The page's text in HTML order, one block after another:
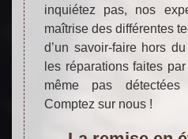
inquiétez pas, nos
maîtrise des différentes
d’un savoir-faire hors
les réparations faites
même pas
Comptez sur nous !